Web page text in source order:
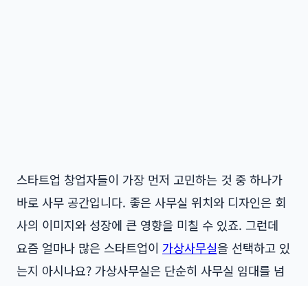
스타트업 창업자들이 가장 먼저 고민하는 것 중 하나가
바로 사무 공간입니다. 좋은 사무실 위치와 디자인은 회
사의 이미지와 성장에 큰 영향을 미칠 수 있죠. 그런데
요즘 얼마나 많은 스타트업이 가상사무실을 선택하고 있
는지 아시나요? 가상사무실은 단순히 사무실 임대를 넘